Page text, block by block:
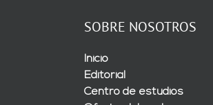
SOBRE NOSOTROS
Inicio
Editorial
Centro de estudios